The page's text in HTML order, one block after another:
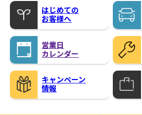
はじめての
お客様へ
営業日
カレンダー
キャンペーン
情報